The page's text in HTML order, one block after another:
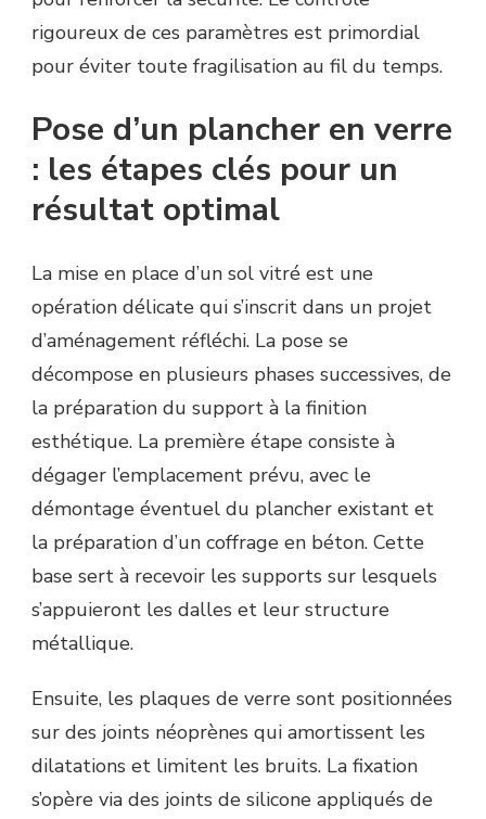
rigoureux de ces paramètres est primordial
pour éviter toute fragilisation au fil du temps.
Pose d’un plancher en verre
: les étapes clés pour un
résultat optimal
La mise en place d’un sol vitré est une
opération délicate qui s’inscrit dans un projet
d’aménagement réfléchi. La pose se
décompose en plusieurs phases successives, de
la préparation du support à la finition
esthétique. La première étape consiste à
dégager l’emplacement prévu, avec le
démontage éventuel du plancher existant et
la préparation d’un coffrage en béton. Cette
base sert à recevoir les supports sur lesquels
s’appuieront les dalles et leur structure
métallique.
Ensuite, les plaques de verre sont positionnées
sur des joints néoprènes qui amortissent les
dilatations et limitent les bruits. La fixation
s’opère via des joints de silicone appliqués de